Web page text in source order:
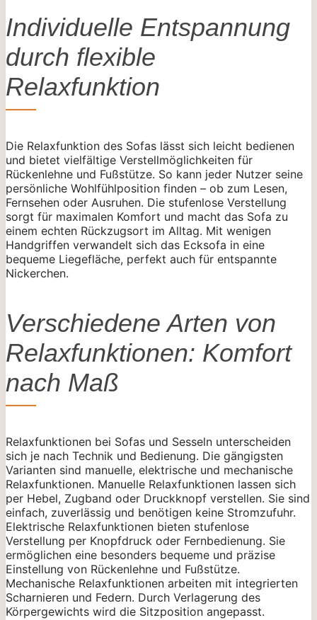
Individuelle Entspannung
durch flexible
Relaxfunktion
Die Relaxfunktion des Sofas lässt sich leicht bedienen
und bietet vielfältige Verstellmöglichkeiten für
Rückenlehne und Fußstütze. So kann jeder Nutzer seine
persönliche Wohlfühlposition finden – ob zum Lesen,
Fernsehen oder Ausruhen. Die stufenlose Verstellung
sorgt für maximalen Komfort und macht das Sofa zu
einem echten Rückzugsort im Alltag. Mit wenigen
Handgriffen verwandelt sich das Ecksofa in eine
bequeme Liegefläche, perfekt auch für entspannte
Nickerchen.
Verschiedene Arten von
Relaxfunktionen: Komfort
nach Maß
Relaxfunktionen bei Sofas und Sesseln unterscheiden
sich je nach Technik und Bedienung. Die gängigsten
Varianten sind manuelle, elektrische und mechanische
Relaxfunktionen. Manuelle Relaxfunktionen lassen sich
per Hebel, Zugband oder Druckknopf verstellen. Sie sind
einfach, zuverlässig und benötigen keine Stromzufuhr.
Elektrische Relaxfunktionen bieten stufenlose
Verstellung per Knopfdruck oder Fernbedienung. Sie
ermöglichen eine besonders bequeme und präzise
Einstellung von Rückenlehne und Fußstütze.
Mechanische Relaxfunktionen arbeiten mit integrierten
Scharnieren und Federn. Durch Verlagerung des
Körpergewichts wird die Sitzposition angepasst.